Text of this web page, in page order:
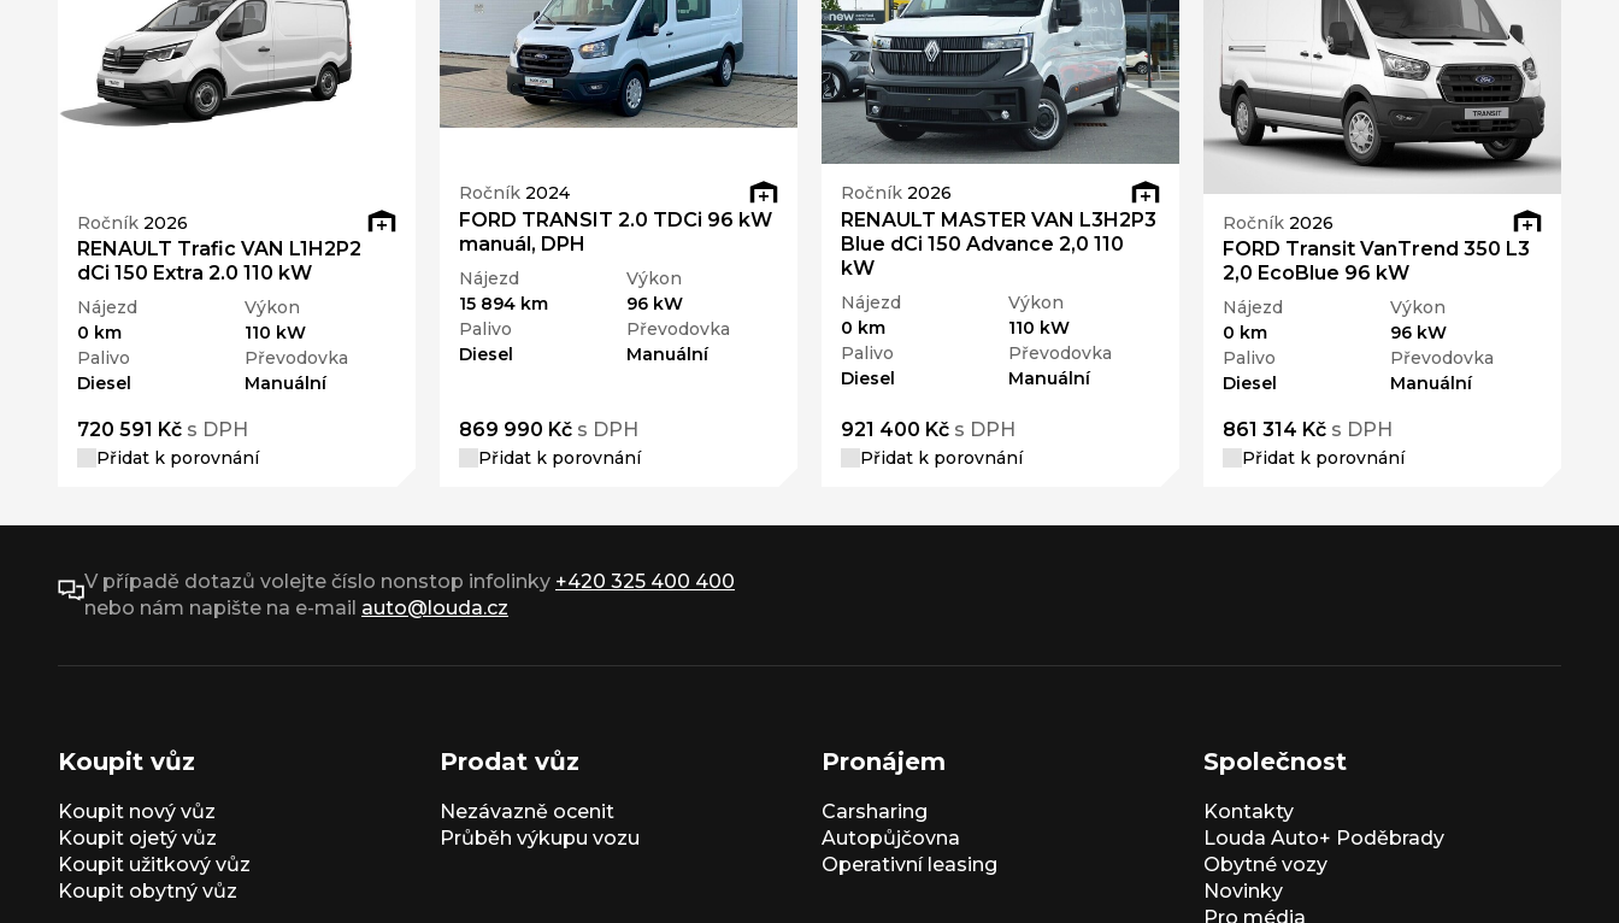
Ročník 2026
RENAULT Trafic VAN L1H2P2
dCi 150 Extra 2.0 110 kW
Nájezd
0 km
Výkon
110 kW
Palivo
Diesel
Převodovka
Manuální
720 591 Kč s DPH
Přidat k porovnání
Ročník 2024
FORD TRANSIT 2.0 TDCi 96 kW
manuál, DPH
Nájezd
15 894 km
Výkon
96 kW
Palivo
Diesel
Převodovka
Manuální
869 990 Kč s DPH
Přidat k porovnání
Ročník 2026
RENAULT MASTER VAN L3H2P3
Blue dCi 150 Advance 2,0 110
kW
Nájezd
0 km
Výkon
110 kW
Palivo
Diesel
Převodovka
Manuální
921 400 Kč s DPH
Přidat k porovnání
Ročník 2026
FORD Transit VanTrend 350 L3
2,0 EcoBlue 96 kW
Nájezd
0 km
Výkon
96 kW
Palivo
Diesel
Převodovka
Manuální
861 314 Kč s DPH
Přidat k porovnání
V případě dotazů volejte číslo nonstop infolinky +420 325 400 400
nebo nám napište na e-mail auto@louda.cz
Koupit vůz
Koupit nový vůz
Koupit ojetý vůz
Koupit užitkový vůz
Koupit obytný vůz
Prodat vůz
Nezávazně ocenit
Průběh výkupu vozu
Pronájem
Carsharing
Autopůjčovna
Operativní leasing
Společnost
Kontakty
Louda Auto+ Poděbrady
Obytné vozy
Novinky
Pro média